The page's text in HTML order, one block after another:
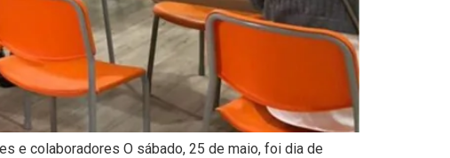
e colaboradores O sábado, 25 de maio, foi dia de